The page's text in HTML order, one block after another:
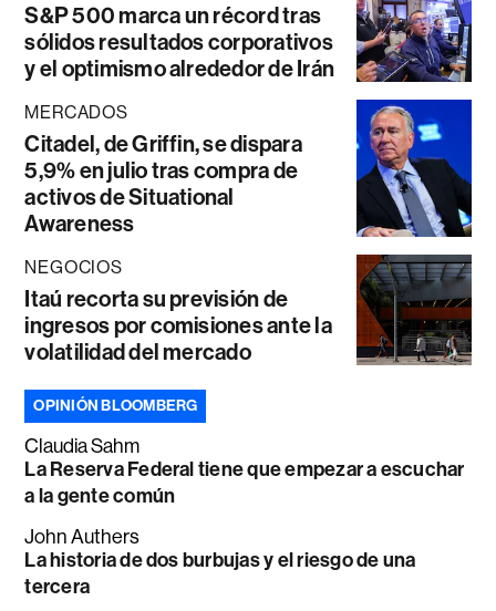
S&P 500 marca un récord tras
sólidos resultados corporativos
y el optimismo alrededor de Irán
MERCADOS
Citadel, de Griffin, se dispara
5,9% en julio tras compra de
activos de Situational
Awareness
NEGOCIOS
Itaú recorta su previsión de
ingresos por comisiones ante la
volatilidad del mercado
OPINIÓN BLOOMBERG
Claudia Sahm
La Reserva Federal tiene que empezar a escuchar
a la gente común
John Authers
La historia de dos burbujas y el riesgo de una
tercera